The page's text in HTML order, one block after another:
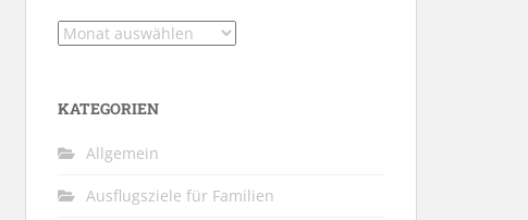
Archiv
KATEGORIEN
Allgemein
Ausflugsziele für Familien